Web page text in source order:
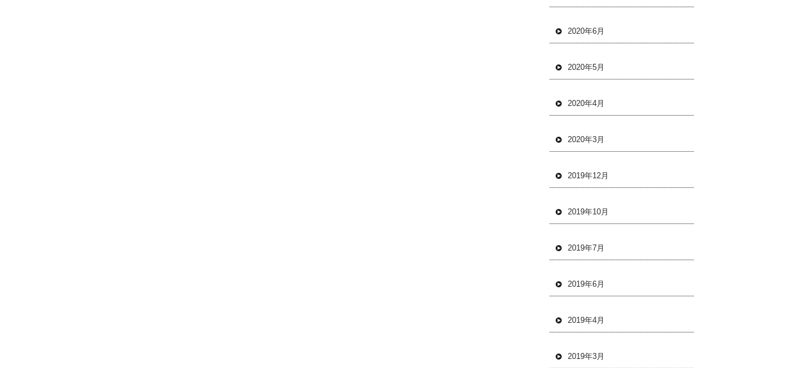
2020年6月
2020年5月
2020年4月
2020年3月
2019年12月
2019年10月
2019年7月
2019年6月
2019年4月
2019年3月